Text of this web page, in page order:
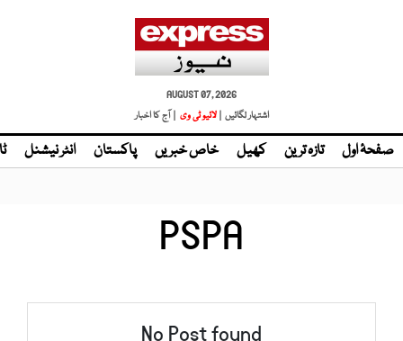
AUGUST 07, 2026
اشتہار لگائیں | لائیو ٹی وی | آج کا اخبار
صفحۂ اول تازہ ترین کھیل خاص خبریں پاکستان انٹر نیشنل
PSPA
No Post found